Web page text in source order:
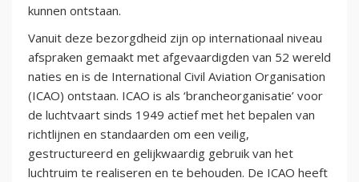
kunnen ontstaan.
Vanuit deze bezorgdheid zijn op internationaal niveau
afspraken gemaakt met afgevaardigden van 52 wereld
naties en is de International Civil Aviation Organisation
(ICAO) ontstaan. ICAO is als ‘brancheorganisatie’ voor
de luchtvaart sinds 1949 actief met het bepalen van
richtlijnen en standaarden om een veilig,
gestructureerd en gelijkwaardig gebruik van het
luchtruim te realiseren en te behouden. De ICAO heeft